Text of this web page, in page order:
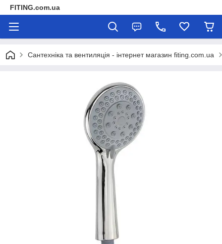
FITING.com.ua
Сантехніка та вентиляція - інтернет магазин fiting.com.ua